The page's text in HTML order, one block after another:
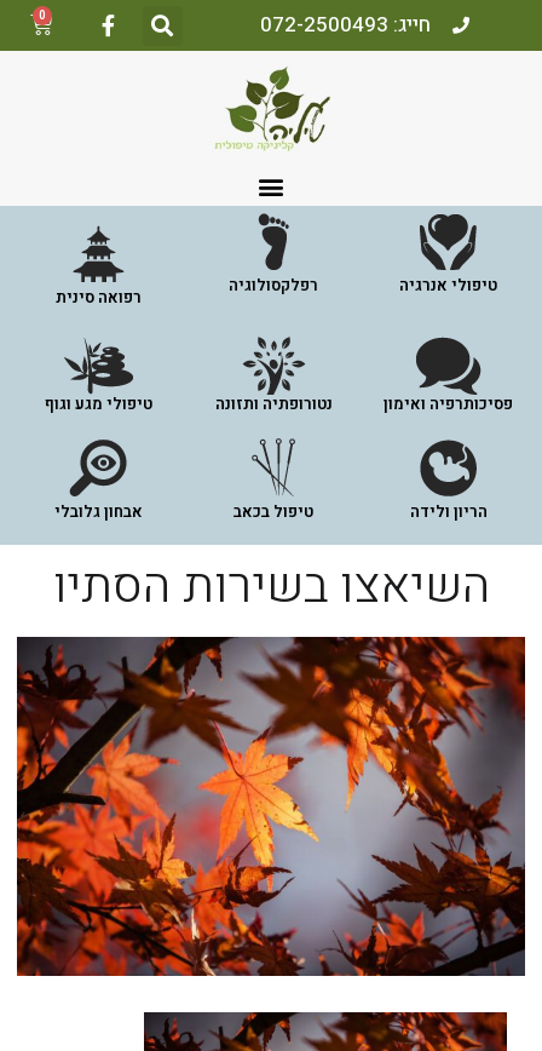
חייג: 072-2500493 0
טיפולי אנרגיה רפלקסולוגיה
רפואה סינית
פסיכותרפיה ואימון נטורופתיה ותזונה טיפולי מגע וגוף
הריון ולידה טיפול בכאב אבחון גלובלי
השיאצו בשירות הסתיו